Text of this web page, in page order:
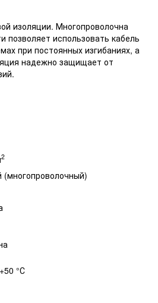
изоляции. Многопроволочна
позволяет использовать кабель
при постоянных изгибаниях, а
надежно защищает от
2
(многопроволочный)
°С